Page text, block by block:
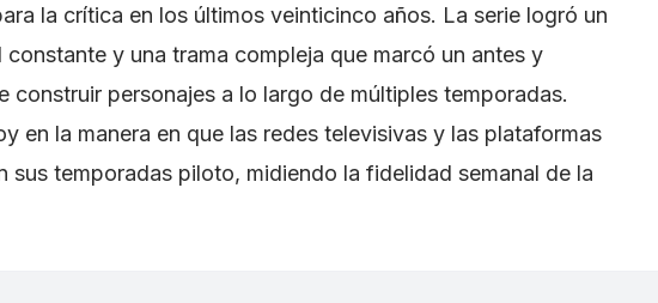
la crítica en los últimos veinticinco años. La serie logró un
y una trama compleja que marcó un antes y
construir personajes a lo largo de múltiples temporadas.
en la manera en que las redes televisivas y las plataformas
sus temporadas piloto, midiendo la fidelidad semanal de la